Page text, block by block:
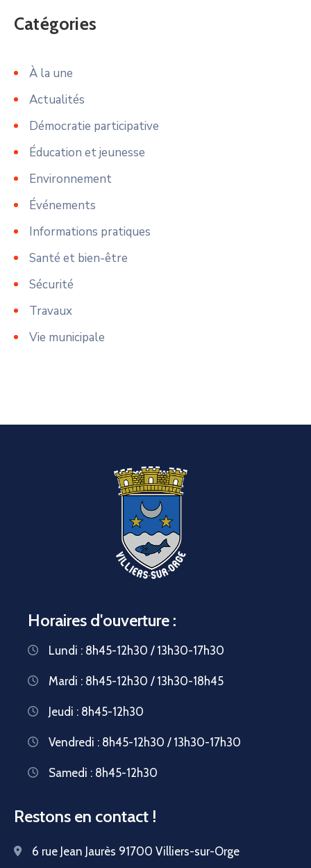
Catégories
À la une
Actualités
Démocratie participative
Éducation et jeunesse
Environnement
Événements
Informations pratiques
Santé et bien-être
Sécurité
Travaux
Vie municipale
Horaires d'ouverture :
Lundi : 8h45-12h30 / 13h30-17h30
Mardi : 8h45-12h30 / 13h30-18h45
Jeudi : 8h45-12h30
Vendredi : 8h45-12h30 / 13h30-17h30
Samedi : 8h45-12h30
Restons en contact !
6 rue Jean Jaurès 91700 Villiers-sur-Orge